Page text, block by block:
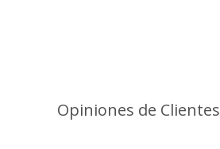
Opiniones de Clientes